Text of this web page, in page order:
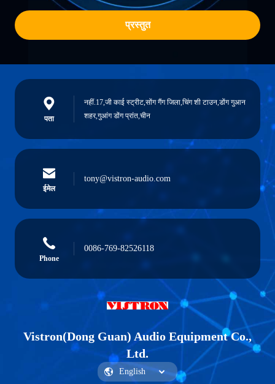
प्रस्तुत
पता
नहीं.17,जी काई स्ट्रीट,सोंग गैंग जिला,चिंग शी टाउन,डोंग गुआन
शहर,गुआंग डोंग प्रांत,चीन
ईमेल
tony@vistron-audio.com
Phone
0086-769-82526118
Vistron(Dong Guan) Audio Equipment Co.,
Ltd.